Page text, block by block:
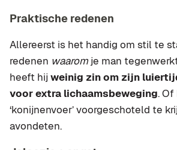
Praktische redenen
Allereerst is het handig om stil te
redenen waarom je man
heeft hij weinig zin om zijn
voor extra lichaamsbeweging. Of
‘konijnenvoer’ voorgeschoteld te
avondeten.